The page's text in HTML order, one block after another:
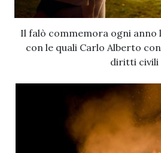
Il falò commemora ogni anno
con le quali Carlo Alberto
diritti civili